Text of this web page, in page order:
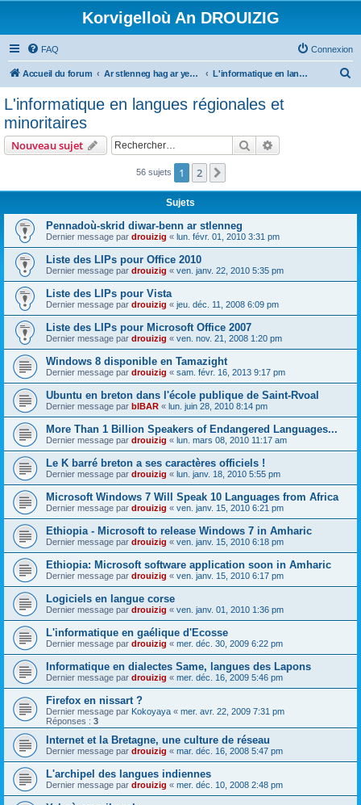
Korvigelloù An DROUIZIG
FAQ Connexion
Accueil du forum Ar stlenneg hag ar yezhoù bihan er bed a-bezh L'informatique en langues régionales et minoritaires
c
r
L'informatique en langues régionales et
minoritaires
Nouveau sujet Rechercher
56 sujets 1 2
Sujets
Pennadoù-skrid diwar-benn ar stlenneg
Dernier message par drouizig « lun. févr. 01, 2010 3:31 pm
Liste des LIPs pour Office 2010
Dernier message par drouizig « ven. janv. 22, 2010 5:35 pm
Liste des LIPs pour Vista
Dernier message par drouizig « jeu. déc. 11, 2008 6:09 pm
Liste des LIPs pour Microsoft Office 2007
Dernier message par drouizig « ven. nov. 21, 2008 1:20 pm
Windows 8 disponible en Tamazight
Dernier message par drouizig « sam. févr. 16, 2013 9:17 pm
Ubuntu en breton dans l'école publique de Saint-Rvoal
Dernier message par bIBAR « lun. juin 28, 2010 8:14 pm
More Than 1 Billion Speakers of Endangered Languages...
Dernier message par drouizig « lun. mars 08, 2010 11:17 am
Le K barré breton a ses caractères officiels !
Dernier message par drouizig « lun. janv. 18, 2010 5:55 pm
Microsoft Windows 7 Will Speak 10 Languages from Africa
Dernier message par drouizig « ven. janv. 15, 2010 6:21 pm
Ethiopia - Microsoft to release Windows 7 in Amharic
Dernier message par drouizig « ven. janv. 15, 2010 6:18 pm
Ethiopia: Microsoft software application soon in Amharic
Dernier message par drouizig « ven. janv. 15, 2010 6:17 pm
Logiciels en langue corse
Dernier message par drouizig « ven. janv. 01, 2010 1:36 pm
L'informatique en gaélique d'Ecosse
Dernier message par drouizig « mer. déc. 30, 2009 6:22 pm
Informatique en dialectes Same, langues des Lapons
Dernier message par drouizig « mer. déc. 16, 2009 5:46 pm
Firefox en nissart ?
Dernier message par Kokoyaya « mer. avr. 22, 2009 7:31 pm
Réponses : 3
Internet et la Bretagne, une culture de réseau
Dernier message par drouizig « mar. déc. 16, 2008 5:47 pm
L'archipel des langues indiennes
Dernier message par drouizig « mer. déc. 10, 2008 2:48 pm